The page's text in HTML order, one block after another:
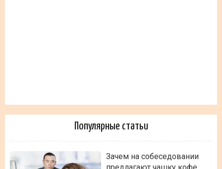
Популярные статьи
Зачем на собеседовании